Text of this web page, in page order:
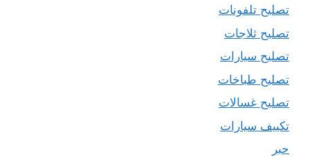
تصليح تلفونات
تصليح ثلاجات
تصليح سيارات
تصليح طباخات
تصليح غسالات
تكييف سيارات
حبر